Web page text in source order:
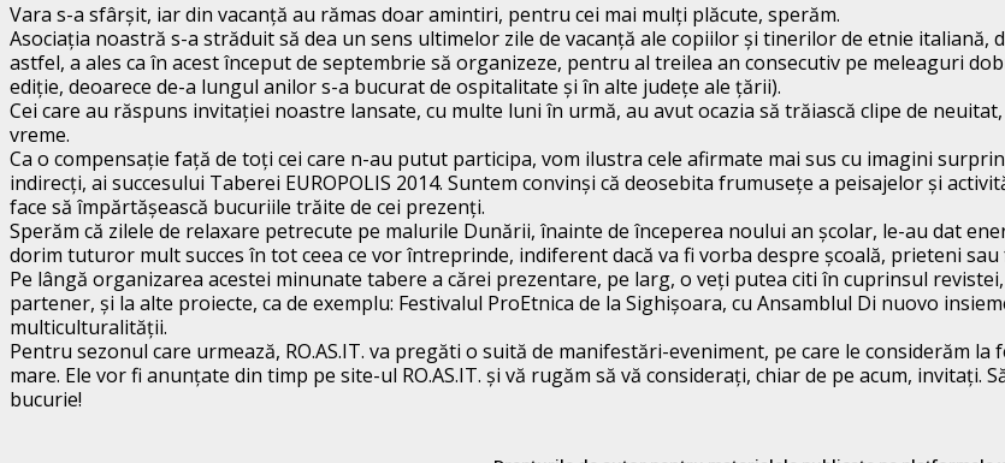
Vara s-a sfârșit, iar din vacanță au rămas doar amintiri, pentru cei mai mulți plăcute, sperăm.
Asociația noastră s-a străduit să dea un sens ultimelor zile de vacanță ale copiilor și tinerilor de etnie italiană,
astfel, a ales ca în acest început de septembrie să organizeze, pentru al treilea an consecutiv pe meleaguri
ediție, deoarece de-a lungul anilor s-a bucurat de ospitalitate și în alte județe ale țării).
Cei care au răspuns invitației noastre lansate, cu multe luni în urmă, au avut ocazia să trăiască clipe de
vreme.
Ca o compensație față de toți cei care n-au putut participa, vom ilustra cele afirmate mai sus cu imagini
indirecți, ai succesului Taberei EUROPOLIS 2014. Suntem convinși că deosebita frumusețe a peisajelor și
face să împărtășească bucuriile trăite de cei prezenți.
Sperăm că zilele de relaxare petrecute pe malurile Dunării, înainte de începerea noului an școlar, le-au dat
dorim tuturor mult succes în tot ceea ce vor întreprinde, indiferent dacă va fi vorba despre școală, prieteni sau
Pe lângă organizarea acestei minunate tabere a cărei prezentare, pe larg, o veți putea citi în cuprinsul
partener, și la alte proiecte, ca de exemplu: Festivalul ProEtnica de la Sighișoara, cu Ansamblul Di nuovo
multiculturalității.
Pentru sezonul care urmează, RO.AS.IT. va pregăti o suită de manifestări-eveniment, pe care le considerăm
mare. Ele vor fi anunțate din timp pe site-ul RO.AS.IT. și vă rugăm să vă considerați, chiar de pe acum, invitați.
bucurie!